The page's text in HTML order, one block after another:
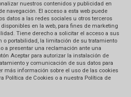
personalmente en el
automático o desde
acreditación varía entre
acuerdo al tipo de
que hagas. Si se hace
nuestros contenidos y publicidad en
navegación. El acceso a esta web puede
datos a las redes sociales u otros terceros
en la web, para fines de marketing
Tiene derecho a solicitar el acceso a sus
o portabilidad, la limitación de su tratamiento
a presentar una reclamación ante una
Aceptar para autorizar la instalación de
y comunicación de sus datos para
más información sobre el uso de las cookies
Política de Cookies o a nuestra Política de